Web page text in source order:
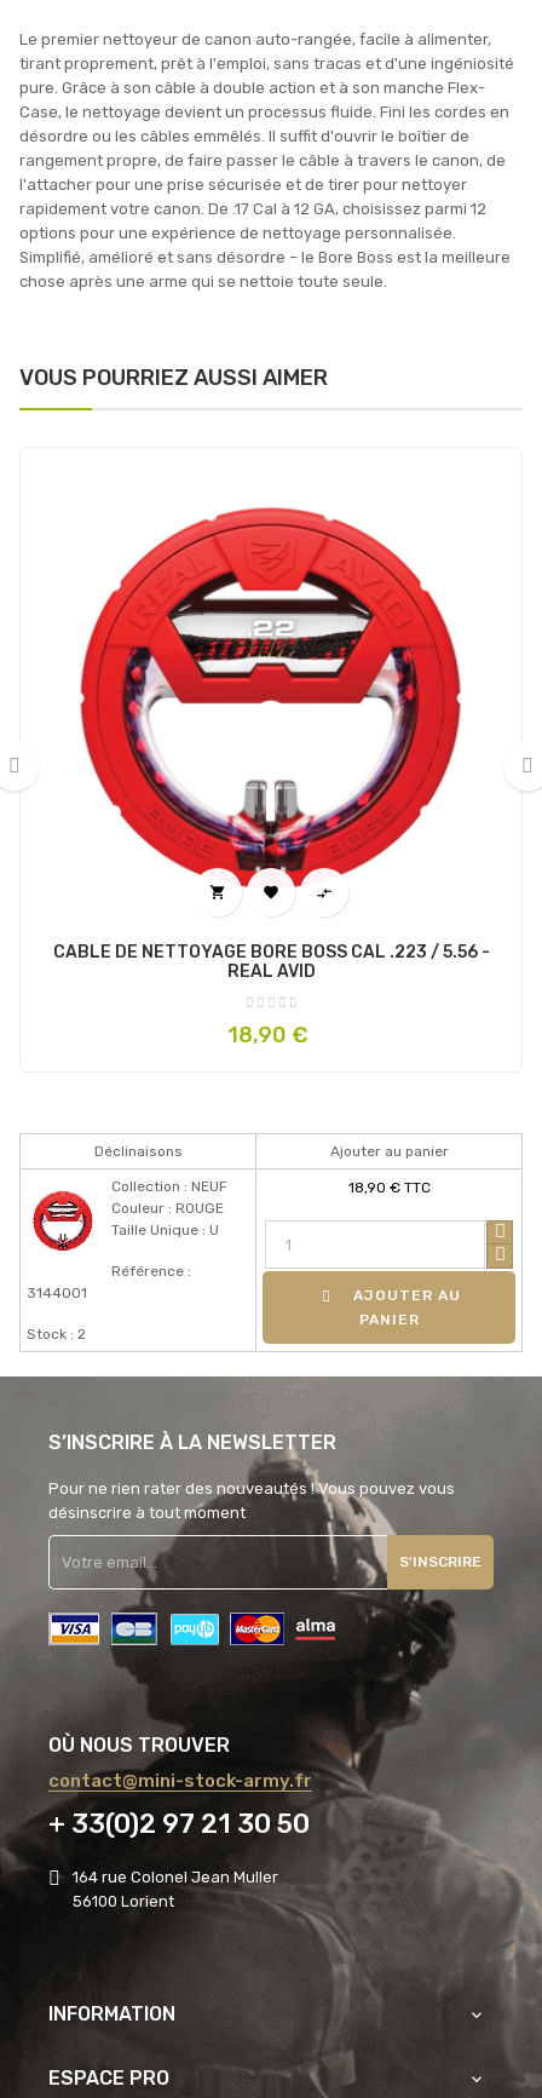
Le premier nettoyeur de canon auto-rangée, facile à alimenter,
tirant proprement, prêt à l'emploi, sans tracas et d'une ingéniosité
pure. Grâce à son câble à double action et à son manche Flex-
Case, le nettoyage devient un processus fluide. Fini les cordes en
désordre ou les câbles emmêlés. Il suffit d'ouvrir le boîtier de
rangement propre, de faire passer le câble à travers le canon, de
l'attacher pour une prise sécurisée et de tirer pour nettoyer
rapidement votre canon. De .17 Cal à 12 GA, choisissez parmi 12
options pour une expérience de nettoyage personnalisée.
Simplifié, amélioré et sans désordre – le Bore Boss est la meilleure
chose après une arme qui se nettoie toute seule.
VOUS POURRIEZ AUSSI AIMER
  
CABLE DE NETTOYAGE BORE BOSS CAL .223 / 5.56 -
REAL AVID
Prix
18,90 €
Déclinaisons Ajouter au panier
Collection : NEUF
Couleur : ROUGE
Taille Unique : U
Référence :
3144001
Stock : 2
18,90 € TTC
PANIER
S’INSCRIRE À LA NEWSLETTER
Pour ne rien rater des nouveautés ! Vous pouvez vous
désinscrire à tout moment
S'INSCRIRE
OÙ NOUS TROUVER
contact@mini-stock-army.fr
+ 33(0)2 97 21 30 50
164 rue Colonel Jean Muller
56100 Lorient
INFORMATION 
ESPACE PRO 